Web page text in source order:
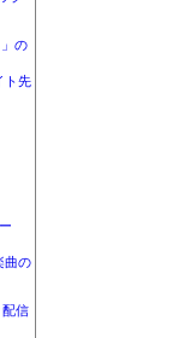
の
ト先
曲の
配信